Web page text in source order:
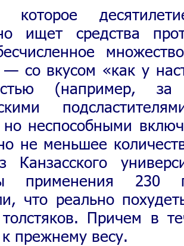
ищет средства
— со вкусом «как у
(например,
неспособными
не меньшее
Канзасского
применения
что реально
Причем в
прежнему весу.